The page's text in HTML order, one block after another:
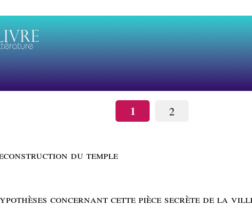
1 2
du temple
concernant cette pièce secrète de la